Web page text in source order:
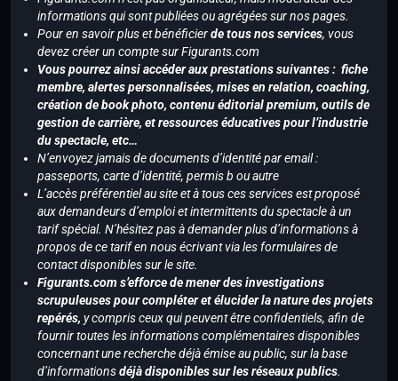
informations qui sont publiées ou agrégées sur nos pages.
Pour en savoir plus et bénéficierde tous nos services, vous
devez créer un compte sur Figurants.com
Vous pourrez ainsi accéder aux prestations suivantes : fiche
membre, alertes personnalisées, mises en relation, coaching,
création de book photo, contenu éditorial premium, outils de
gestion de carrière, et ressources éducatives pour l’industrie
du spectacle, etc…
N’envoyez jamais de documents d’identité par email :
passeports, carte d’identité, permis b ou autre
L’accès préférentiel au site et à tous ces services est proposé
aux demandeurs d’emploi et intermittents du spectacle à un
tarif spécial. N’hésitez pas à demander plus d’informations à
propos de ce tarif en nous écrivant via les formulaires de
contact disponibles sur le site.
Figurants.com s’efforce de mener des investigations
scrupuleuses pour compléter et élucider la nature des projets
repérés, y compris ceux qui peuvent être confidentiels, afin de
fournir toutes les informations complémentaires disponibles
concernant une recherche déjà émise au public, sur la base
d’informationsdéjà disponibles sur les réseaux publics.